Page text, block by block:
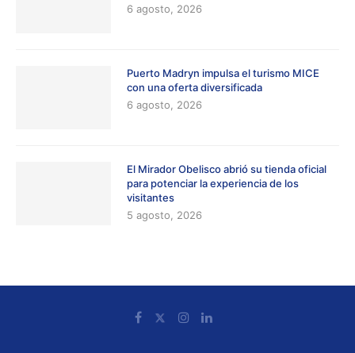
6 agosto, 2026
Puerto Madryn impulsa el turismo MICE
con una oferta diversificada
6 agosto, 2026
El Mirador Obelisco abrió su tienda oficial
para potenciar la experiencia de los
visitantes
5 agosto, 2026